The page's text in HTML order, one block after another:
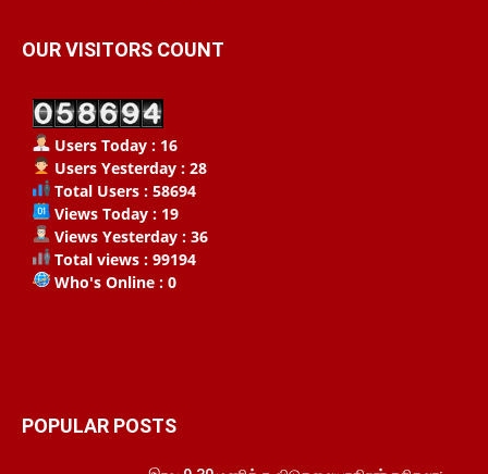
OUR VISITORS COUNT
Users Today : 16
Users Yesterday : 28
Total Users : 58694
Views Today : 19
Views Yesterday : 36
Total views : 99194
Who's Online : 0
POPULAR POSTS